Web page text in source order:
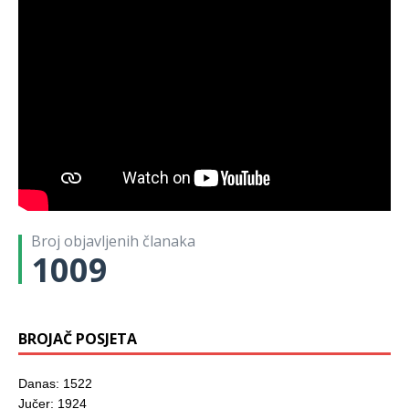
Broj objavljenih članaka
1009
BROJAČ POSJETA
Danas: 1522
Jučer: 1924